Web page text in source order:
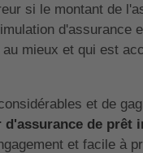
si le montant de
d'assurance
mieux et qui est
et de
d'assurance de prêt
et facile à